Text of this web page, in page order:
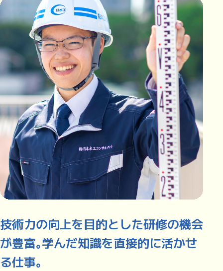
技術力の向上を目的とした研修の機会
が豊富｡学んだ知識を直接的に活かせ
る仕事｡